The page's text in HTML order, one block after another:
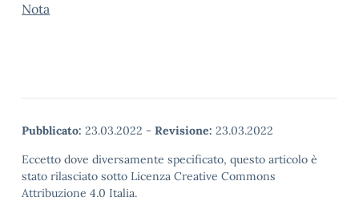
Nota
Pubblicato: 23.03.2022 - Revisione: 23.03.2022
Eccetto dove diversamente specificato, questo articolo è
stato rilasciato sotto Licenza Creative Commons
Attribuzione 4.0 Italia.